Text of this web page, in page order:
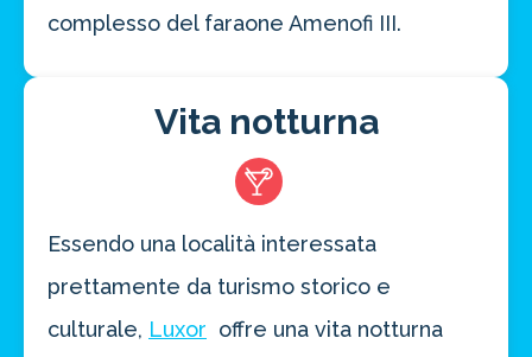
complesso del faraone Amenofi III.
Vita notturna
Essendo una località interessata
prettamente da turismo storico e
culturale, Luxor offre una vita notturna